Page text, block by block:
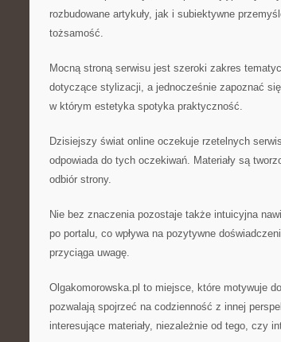
rozbudowane artykuły, jak i subiektywne
tożsamość.
Mocną stroną serwisu jest szeroki zakres
dotyczące stylizacji, a jednocześnie zapoznać
w którym estetyka spotyka praktyczność.
Dzisiejszy świat online oczekuje rzetelnych
odpowiada do tych oczekiwań. Materiały są
odbiór strony.
Nie bez znaczenia pozostaje także intuicyjna
po portalu, co wpływa na pozytywne
przyciąga uwagę.
Olgakomorowska.pl to miejsce, które motywuje
pozwalają spojrzeć na codzienność z innej
interesujące materiały, niezależnie od tego, czy